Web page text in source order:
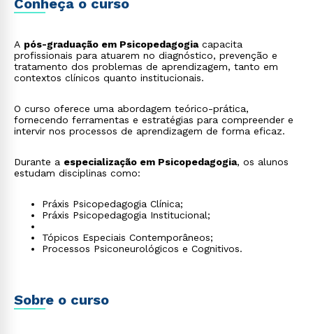
Conheça o curso
A pós-graduação em Psicopedagogiacapacita
profissionais para atuarem no diagnóstico, prevenção e
tratamento dos problemas de aprendizagem, tanto em
contextos clínicos quanto institucionais.
O curso oferece uma abordagem teórico-prática,
fornecendo ferramentas e estratégias para compreender e
intervir nos processos de aprendizagem de forma eficaz.
Durante a especialização em Psicopedagogia, os alunos
estudam disciplinas como:
Práxis Psicopedagogia Clínica;
Práxis Psicopedagogia Institucional;
Tópicos Especiais Contemporâneos;
Processos Psiconeurológicos e Cognitivos.
Sobre o curso